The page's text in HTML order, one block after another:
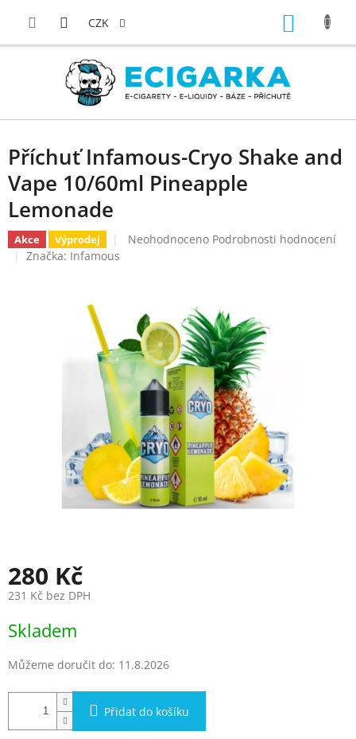
CZK
Příchuť Infamous-Cryo Shake and
Vape 10/60ml Pineapple
Lemonade
Akce Výprodej
Průměrné
hvězdiček.
Neohodnoceno Podrobnosti hodnocení
Značka: Infamous
280 Kč
231 Kč bez DPH
cena:
Skladem
Můžeme doručit do: 11.8.2026
Přidat do košíku